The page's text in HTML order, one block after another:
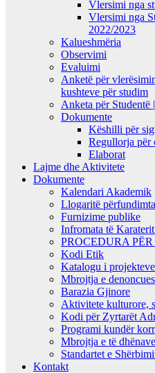
Vlersimi nga
Vlersimi nga
2022/2023
Kalueshmëria
Observimi
Evaluimi
Anketë për
kushteve për studim
Anketa për Studentë
Dokumente
Këshilli për
Regullorja për
Elaborat
Lajme dhe Aktivitete
Dokumente
Kalendari Akademik
Llogaritë
Furnizime publike
Infromata të
PROCEDURA
Kodi Etik
Katalogu i
Mbrojtja e
Barazia Gjinore
Aktivitete kulturore,
Kodi për Zyrtarët
Programi kundër
Mbrojtja e të
Standartet e
Kontakt